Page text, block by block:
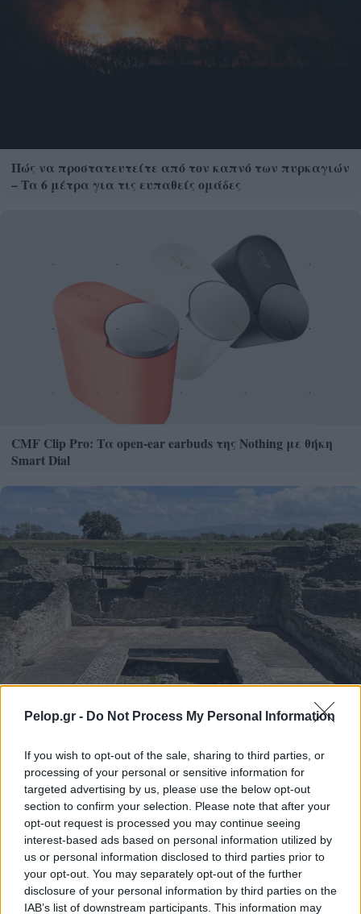
Pelop.gr - Do Not Process My Personal Information
If you wish to opt-out of the sale, sharing to third parties, or
processing of your personal or sensitive information for
targeted advertising by us, please use the below opt-out
section to confirm your selection. Please note that after your
opt-out request is processed you may continue seeing
interest-based ads based on personal information utilized by
us or personal information disclosed to third parties prior to
your opt-out. You may separately opt-out of the further
disclosure of your personal information by third parties on the
IAB’s list of downstream participants. This information may
Πώς να προστατευτείτε από τον καπνό των πυρκαγιών
– Τα 6 μέτρα για τις ευπαθείς ομάδες
CMF Clip Pro: Τα open-ear earbuds της Nothing με θήκη
Smart Dial
Το 7ο Διεθνές Συνέδριο Αρχαία Ελίκη και Αιγιάλεια